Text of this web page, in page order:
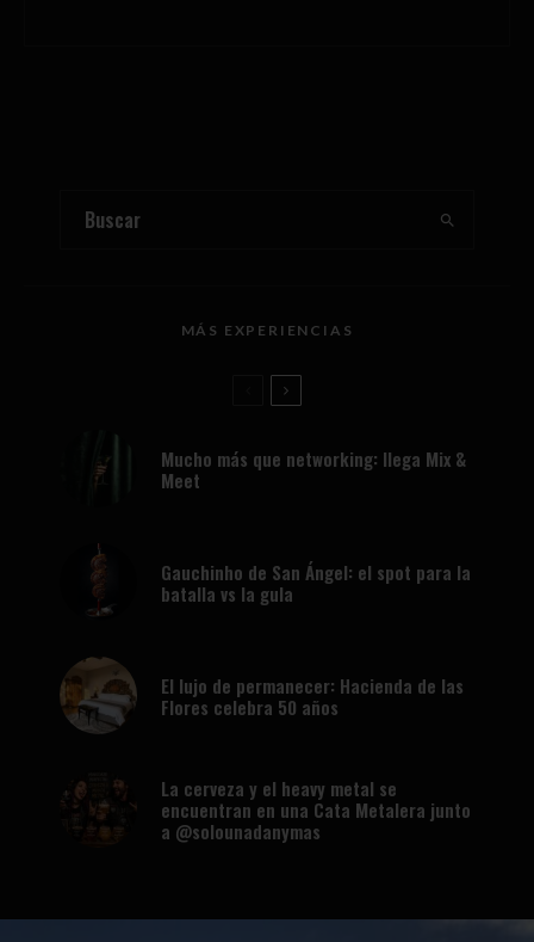
MÁS EXPERIENCIAS
Mucho más que networking: llega Mix &
Meet
Gauchinho de San Ángel: el spot para la
batalla vs la gula
El lujo de permanecer: Hacienda de las
Flores celebra 50 años
La cerveza y el heavy metal se
encuentran en una Cata Metalera junto
a @solounadanymas